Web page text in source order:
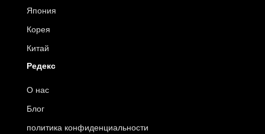
Япония
Корея
Китай
Редекс
О нас
Блог
политика конфиденциальности